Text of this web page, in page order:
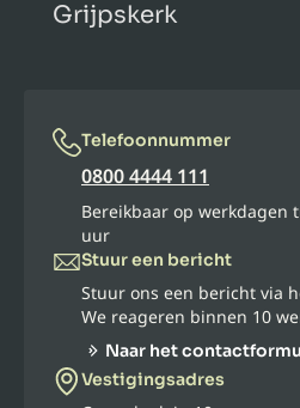
Grijpskerk
Telefoonnummer
0800 4444 111
Bereikbaar op werkdagen
uur
Stuur een bericht
Stuur ons een bericht via
We reageren binnen 10
Naar het
Vestigingsadres